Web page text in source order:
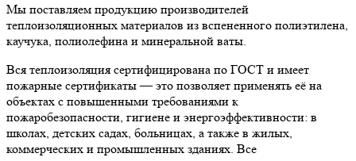
Мы поставляем продукцию производителей
теплоизоляционных материалов из вспененного полиэтилена,
каучука, полиолефина и минеральной ваты.
Вся теплоизоляция сертифицирована по ГОСТ и имеет
пожарные сертификаты — это позволяет применять её на
объектах с повышенными требованиями к
пожаробезопасности, гигиене и энергоэффективности: в
школах, детских садах, больницах, а также в жилых,
коммерческих и промышленных зданиях. Все